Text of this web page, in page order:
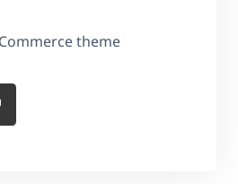
theme